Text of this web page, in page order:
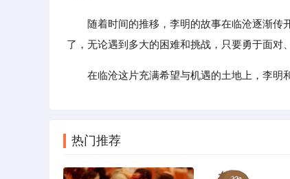
随着时间的推移，李明的故事在临沧逐渐传
了，无论遇到多大的困难和挑战，只要勇于面对
在临沧这片充满希望与机遇的土地上，李明
热门推荐